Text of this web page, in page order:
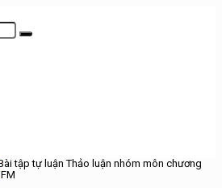
tập tự luận Thảo luận nhóm môn chương